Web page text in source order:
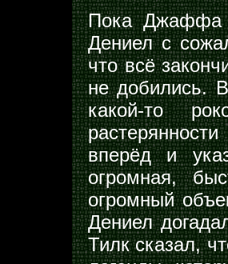
Пока Джаффа
Дениел с
что всё
не добились.
какой-то
вперёд и
огромная,
огромный
Дениел
Тилк сказал,